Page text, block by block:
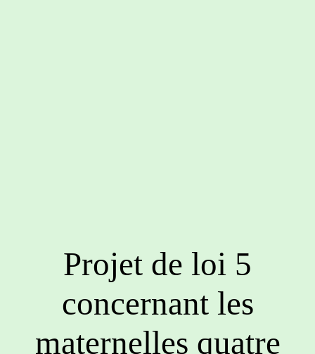
Projet de loi 5
concernant les
maternelles quatre